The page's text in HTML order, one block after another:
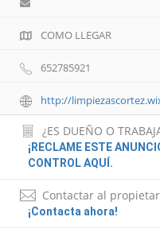
COMO LLEGAR
652785921
http://
¿ES DUEÑO O
¡RECLAME ESTE
CONTROL AQUÍ.
Contactar al
¡Contacta ahora!